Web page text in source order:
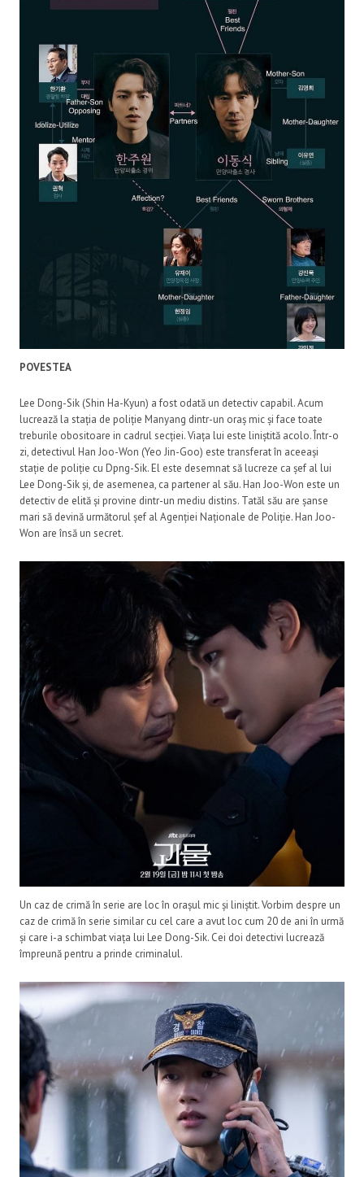
POVESTEA
Lee Dong-Sik (Shin Ha-Kyun) a fost odată un detectiv capabil. Acum
lucrează la stația de poliție Manyang dintr-un oraș mic și face toate
treburile obositoare in cadrul secției. Viața lui este liniștită acolo. Într-o
zi, detectivul Han Joo-Won (Yeo Jin-Goo) este transferat în aceeași
stație de poliție cu Dpng-Sik. El este desemnat să lucreze ca șef al lui
Lee Dong-Sik și, de asemenea, ca partener al său. Han Joo-Won este un
detectiv de elită și provine dintr-un mediu distins. Tatăl său are șanse
mari să devină următorul șef al Agenției Naționale de Poliție. Han Joo-
Won are însă un secret.
Un caz de crimă în serie are loc în orașul mic și liniștit. Vorbim despre un
caz de crimă în serie similar cu cel care a avut loc cum 20 de ani în urmă
și care i-a schimbat viața lui Lee Dong-Sik. Cei doi detectivi lucrează
împreună pentru a prinde criminalul.